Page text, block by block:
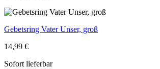
Gebetsring Vater Unser, groß
14,99 €
Sofort lieferbar